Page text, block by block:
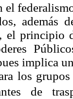
el
además
el principio
implica
los
de